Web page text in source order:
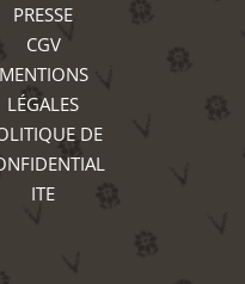
PRESSE
CGV
MENTIONS
LÉGALES
DE
ITE